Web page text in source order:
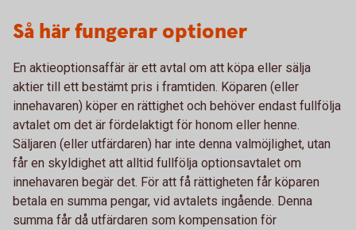
Så här fungerar optioner
En aktieoptionsaffär är ett avtal om att köpa eller sälja
aktier till ett bestämt pris i framtiden. Köparen (eller
innehavaren) köper en rättighet och behöver endast fullfölja
avtalet om det är fördelaktigt för honom eller henne.
Säljaren (eller utfärdaren) har inte denna valmöjlighet, utan
får en skyldighet att alltid fullfölja optionsavtalet om
innehavaren begär det. För att få rättigheten får köparen
betala en summa pengar, vid avtalets ingående. Denna
summa får då utfärdaren som kompensation för